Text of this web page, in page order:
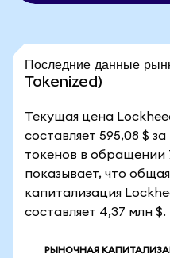
Последние данные
Tokenized)
Текущая цена
составляет 595,08 $
токенов в обращении
показывает, что
капитализация
составляет 4,37 млн $.
РЫНОЧНАЯ